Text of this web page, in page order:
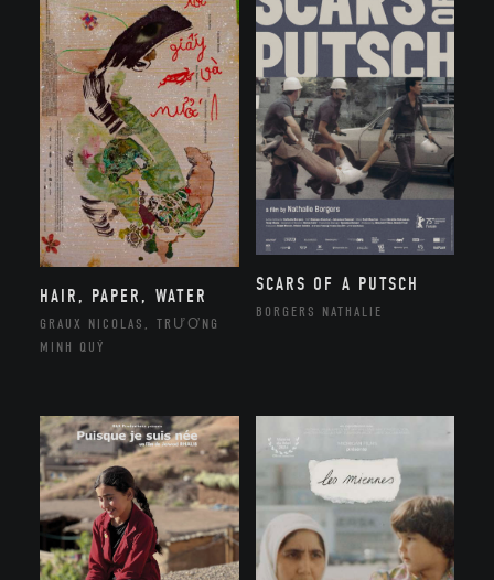
HAIR, PAPER, WATER
GRAUX NICOLAS, TRƯƠNG
MINH QUÝ
SCARS OF A PUTSCH
BORGERS NATHALIE